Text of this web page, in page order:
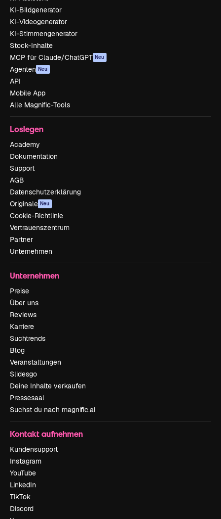
KI-Bildgenerator
KI-Videogenerator
KI-Stimmengenerator
Stock-Inhalte
MCP für Claude/ChatGPT Neu
Agenten Neu
API
Mobile App
Alle Magnific-Tools
Loslegen
Academy
Dokumentation
Support
AGB
Datenschutzerklärung
Originale Neu
Cookie-Richtlinie
Vertrauenszentrum
Partner
Unternehmen
Unternehmen
Preise
Über uns
Reviews
Karriere
Suchtrends
Blog
Veranstaltungen
Slidesgo
Deine Inhalte verkaufen
Pressesaal
Suchst du nach magnific.ai
Kontakt aufnehmen
Kundensupport
Instagram
YouTube
LinkedIn
TikTok
Discord